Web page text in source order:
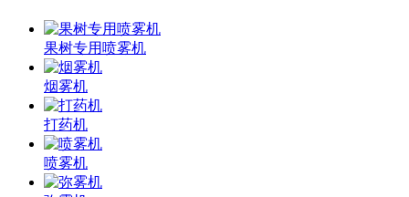
果树专用喷雾机
烟雾机
打药机
喷雾机